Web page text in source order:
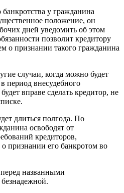
у гражданина
положение, он
дней уведомить об этом
позволит кредитору
о признании такого гражданина
случаи, когда можно будет
период внесудебного
вправе сделать кредитор, не
длиться полгода. По
освободят от
кредиторов,
признании его банкротом во
названными